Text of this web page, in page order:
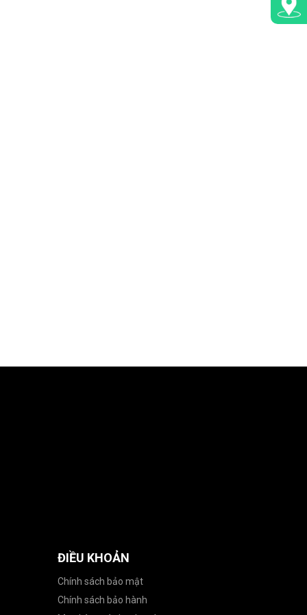
ĐIỀU KHOẢN
Chính sách bảo mật
Chính sách bảo hành